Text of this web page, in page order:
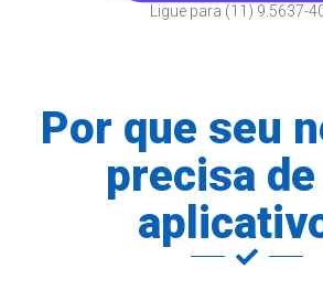
Ligue para (11) 9.5637-
Por que seu
precisa